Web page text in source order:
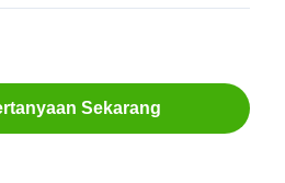
Sekarang